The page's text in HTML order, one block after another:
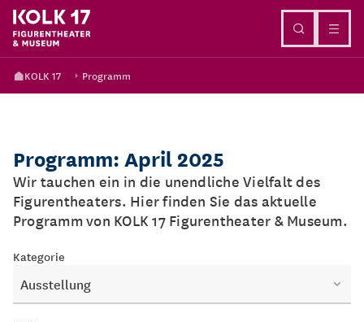
KOLK 17 Programm
Programm: April 2025
Wir tauchen ein in die unendliche Vielfalt des
Figurentheaters. Hier finden Sie das aktuelle
Programm von KOLK 17 Figurentheater & Museum.
Kategorie
Ausstellung